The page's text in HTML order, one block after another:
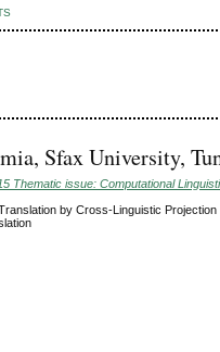
Sfax University,
Thematic issue: Computational
by Cross-Linguistic Projection